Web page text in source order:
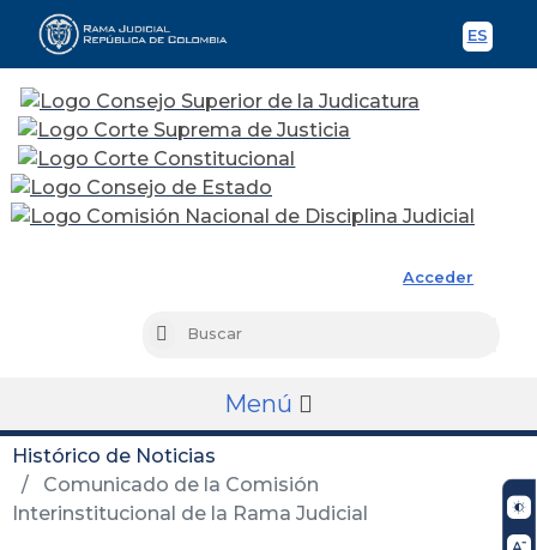
ES
Acceder
Buscar
Menú
Histórico de Noticias
Comunicado de la Comisión
Interinstitucional de la Rama Judicial